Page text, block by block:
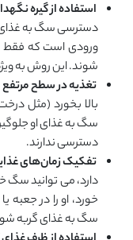
استفاده از گیره
دسترسی سگ به غذای
ورودی است که فقط
شوند. این روش به
تغذیه در سطح مرتفع
بالا بخورد (مثل
سگ به غذای او
دسترسی ندارند.
تفکیک زمان‌های
دارد، می ‌توانید سگ
‌خورد، او را در جعبه
سگ به غذای گربه